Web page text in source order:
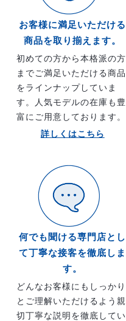
お客様に満足いただける
商品を取り揃えます。
初めての方から本格派の方
までご満足いただける商品
をラインナップしていま
す。人気モデルの在庫も豊
富にご用意しております。
詳しくはこちら
何でも聞ける専門店とし
て丁寧な接客を徹底しま
す。
どんなお客様にもしっかり
とご理解いただけるよう親
切丁寧な説明を徹底してい